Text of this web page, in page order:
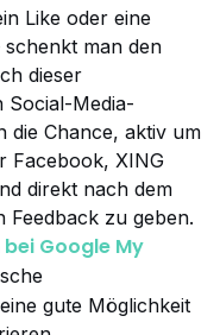
Like oder eine
schenkt man den
dieser
Social-Media-
die Chance, aktiv um
Facebook, XING
direkt nach dem
Feedback zu geben.
bei Google My
gute Möglichkeit